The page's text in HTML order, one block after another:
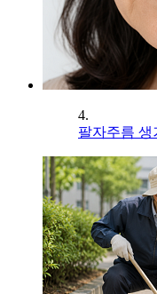
4.
팔자주름 생